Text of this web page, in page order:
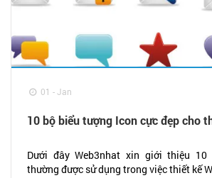
01 - Jan
10 bộ biểu tượng Icon cực đẹp cho
Dưới đây Web3nhat xin giới thiệu
thường được sử dụng trong việc thiết kế